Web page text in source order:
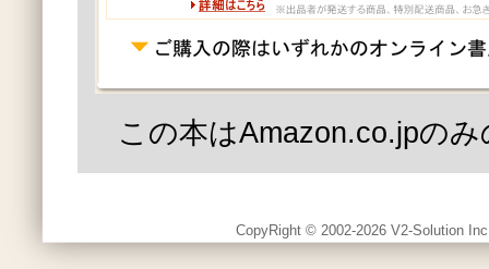
この本はAmazon.co.jpの
CopyRight © 2002-2026 V2-Solution